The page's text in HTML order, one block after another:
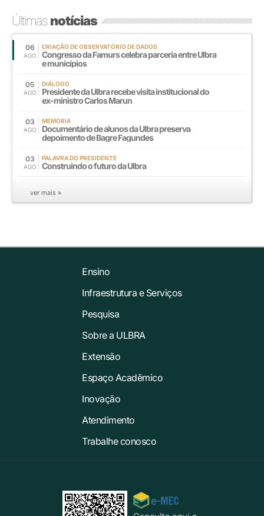
Últimasnotícias
06
AGO
CRIAÇÃO DE OBSERVATÓRIO DE DADOS
Congresso da Famurs celebra parceria entre Ulbra
e municípios
05
AGO
DIÁLOGO
Presidente da Ulbra recebe visita institucional do
ex-ministro Carlos Marun
03
AGO
MEMÓRIA
Documentário de alunos da Ulbra preserva
depoimento de Bagre Fagundes
03
AGO
PALAVRA DO PRESIDENTE
Construindo o futuro da Ulbra
ver mais »
Ensino
Infraestrutura e Serviços
Pesquisa
Sobre a ULBRA
Extensão
Espaço Acadêmico
Inovação
Atendimento
Trabalhe conosco